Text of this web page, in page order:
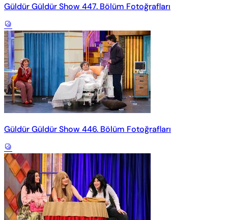
Güldür Güldür Show 447. Bölüm Fotoğrafları
Güldür Güldür Show 446. Bölüm Fotoğrafları